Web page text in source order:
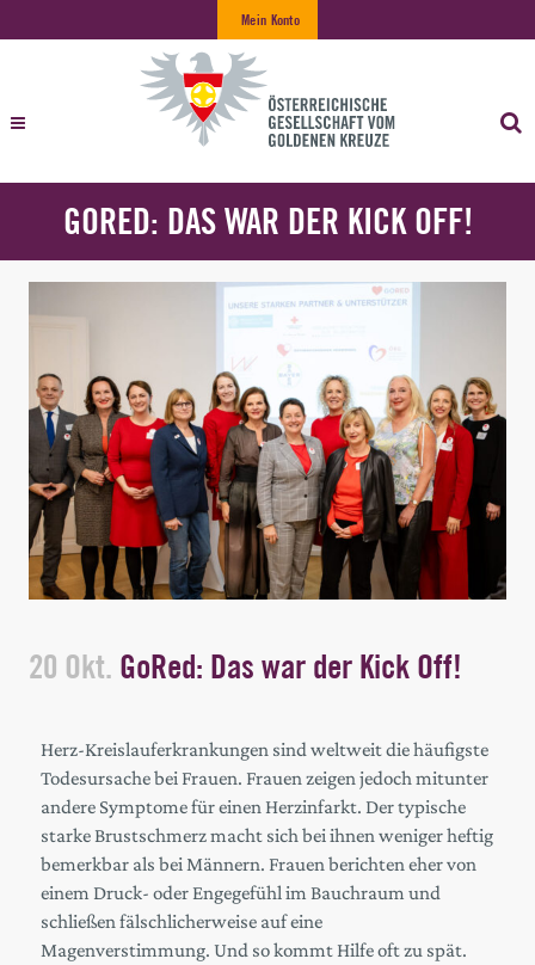
Mein Konto
GORED: DAS WAR DER KICK OFF!
20 Okt. GoRed: Das war der Kick Off!
Herz-Kreislauferkrankungen sind weltweit die häufigste
Todesursache bei Frauen. Frauen zeigen jedoch mitunter
andere Symptome für einen Herzinfarkt. Der typische
starke Brustschmerz macht sich bei ihnen weniger heftig
bemerkbar als bei Männern. Frauen berichten eher von
einem Druck- oder Engegefühl im Bauchraum und
schließen fälschlicherweise auf eine
Magenverstimmung. Und so kommt Hilfe oft zu spät.